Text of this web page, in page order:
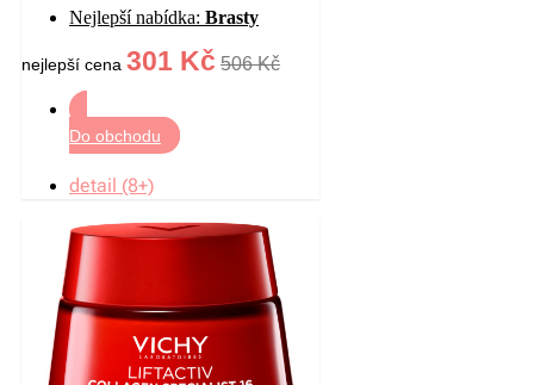
Nejlepší nabídka: Brasty
nejlepší cena 301 Kč 506 Kč
Do obchodu
detail (8+)